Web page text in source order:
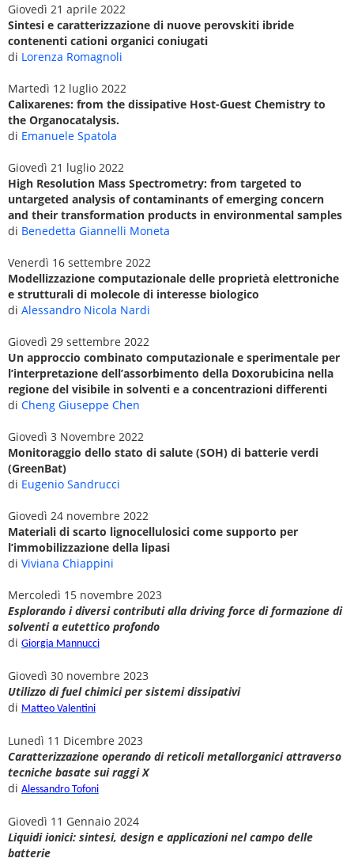
Giovedì 21 aprile 2022
Sintesi e caratterizzazione di nuove perovskiti ibride
contenenti cationi organici coniugati
di Lorenza Romagnoli
Martedì 12 luglio 2022
Calixarenes: from the dissipative Host-Guest Chemistry to
the Organocatalysis.
di Emanuele Spatola
Giovedì 21 luglio 2022
High Resolution Mass Spectrometry: from targeted to
untargeted analysis of contaminants of emerging concern
and their transformation products in environmental samples
di Benedetta Giannelli Moneta
Venerdì 16 settembre 2022
Modellizzazione computazionale delle proprietà elettroniche
e strutturali di molecole di interesse biologico
di Alessandro Nicola Nardi
Giovedì 29 settembre 2022
Un approccio combinato computazionale e sperimentale per
l’interpretazione dell’assorbimento della Doxorubicina nella
regione del visibile in solventi e a concentrazioni differenti
di Cheng Giuseppe Chen
Giovedì 3 Novembre 2022
Monitoraggio dello stato di salute (SOH) di batterie verdi
(GreenBat)
di Eugenio Sandrucci
Giovedì 24 novembre 2022
Materiali di scarto lignocellulosici come supporto per
l’immobilizzazione della lipasi
di Viviana Chiappini
Mercoledì 15 novembre 2023
Esplorando i diversi contributi alla driving force di formazione di
solventi a eutettico profondo
di Giorgia Mannucci
Giovedì 30 novembre 2023
Utilizzo di fuel chimici per sistemi dissipativi
di Matteo Valentini
Lunedì 11 Dicembre 2023
Caratterizzazione operando di reticoli metallorganici attraverso
tecniche basate sui raggi X
di Alessandro Tofoni
Giovedì 11 Gennaio 2024
Liquidi ionici: sintesi, design e applicazioni nel campo delle
batterie